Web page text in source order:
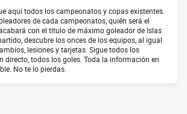
aquí todos los campeonatos y copas existentes.
de cada campeonatos, quién será el
con el título de máximo goleador de Islas
descubre los onces de los equipos, al igual
lesiones y tarjetas. Sigue todos los
directo, todos los goles. Toda la información en
No te lo pierdas.